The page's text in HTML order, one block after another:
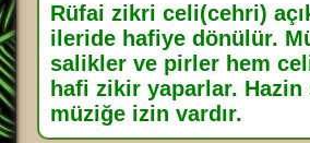
Rüfai zikri celi(cehri)
ileride hafiye dönülür.
salikler ve pirler hem
hafi zikir yaparlar. Hazin
müziğe izin vardır.